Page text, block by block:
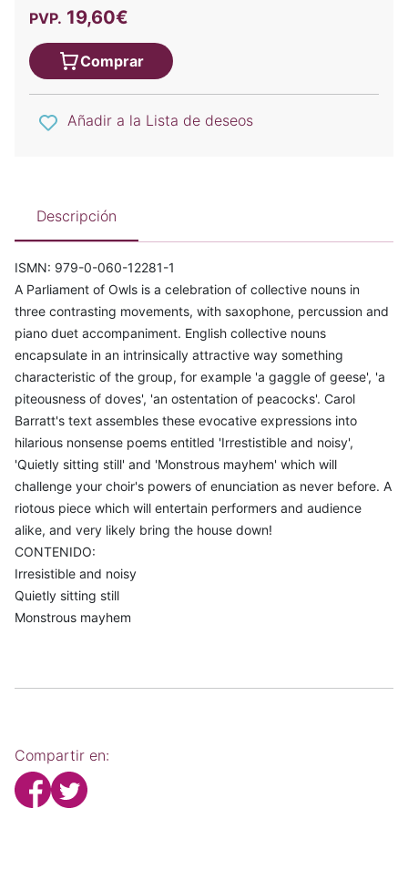
PVP. 19,60€
Comprar
Añadir a la Lista de deseos
Descripción
ISMN: 979-0-060-12281-1
A Parliament of Owls is a celebration of collective nouns in
three contrasting movements, with saxophone, percussion and
piano duet accompaniment. English collective nouns
encapsulate in an intrinsically attractive way something
characteristic of the group, for example 'a gaggle of geese', 'a
piteousness of doves', 'an ostentation of peacocks'. Carol
Barratt's text assembles these evocative expressions into
hilarious nonsense poems entitled 'Irrestistible and noisy',
'Quietly sitting still' and 'Monstrous mayhem' which will
challenge your choir's powers of enunciation as never before. A
riotous piece which will entertain performers and audience
alike, and very likely bring the house down!
CONTENIDO:
Irresistible and noisy
Quietly sitting still
Monstrous mayhem
Compartir en: